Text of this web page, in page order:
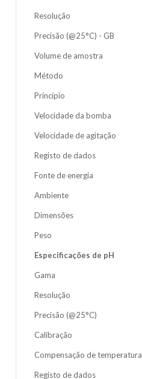
Resolução
Precisão (@25°C) - GB
Volume de amostra
Método
Princípio
Velocidade da bomba
Velocidade de agitação
Registo de dados
Fonte de energia
Ambiente
Dimensões
Peso
Especificações de pH
Gama
Resolução
Precisão (@25°C)
Calibração
Compensação de temperatura
Registo de dados